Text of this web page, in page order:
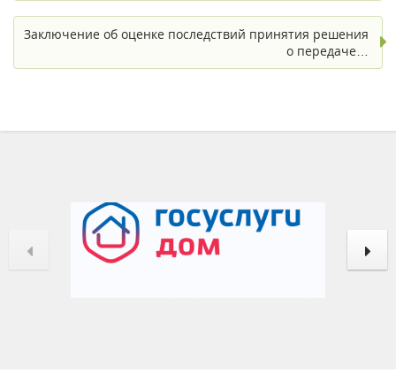
Заключение об оценке последствий принятия решения
о передаче…